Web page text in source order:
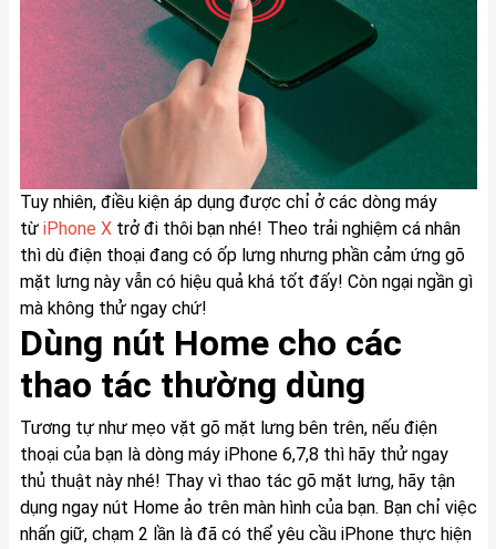
Tuy nhiên, điều kiện áp dụng được chỉ ở các dòng máy
từ iPhone Xtrở đi thôi bạn nhé! Theo trải nghiệm cá nhân
thì dù điện thoại đang có ốp lưng nhưng phần cảm ứng gõ
mặt lưng này vẫn có hiệu quả khá tốt đấy! Còn ngại ngần gì
mà không thử ngay chứ!
Dùng nút Home cho các
thao tác thường dùng
Tương tự như mẹo vặt gõ mặt lưng bên trên, nếu điện
thoại của bạn là dòng máy iPhone 6,7,8 thì hãy thử ngay
thủ thuật này nhé! Thay vì thao tác gõ mặt lưng, hãy tận
dụng ngay nút Home ảo trên màn hình của bạn. Bạn chỉ việc
nhấn giữ, chạm 2 lần là đã có thể yêu cầu iPhone thực hiện